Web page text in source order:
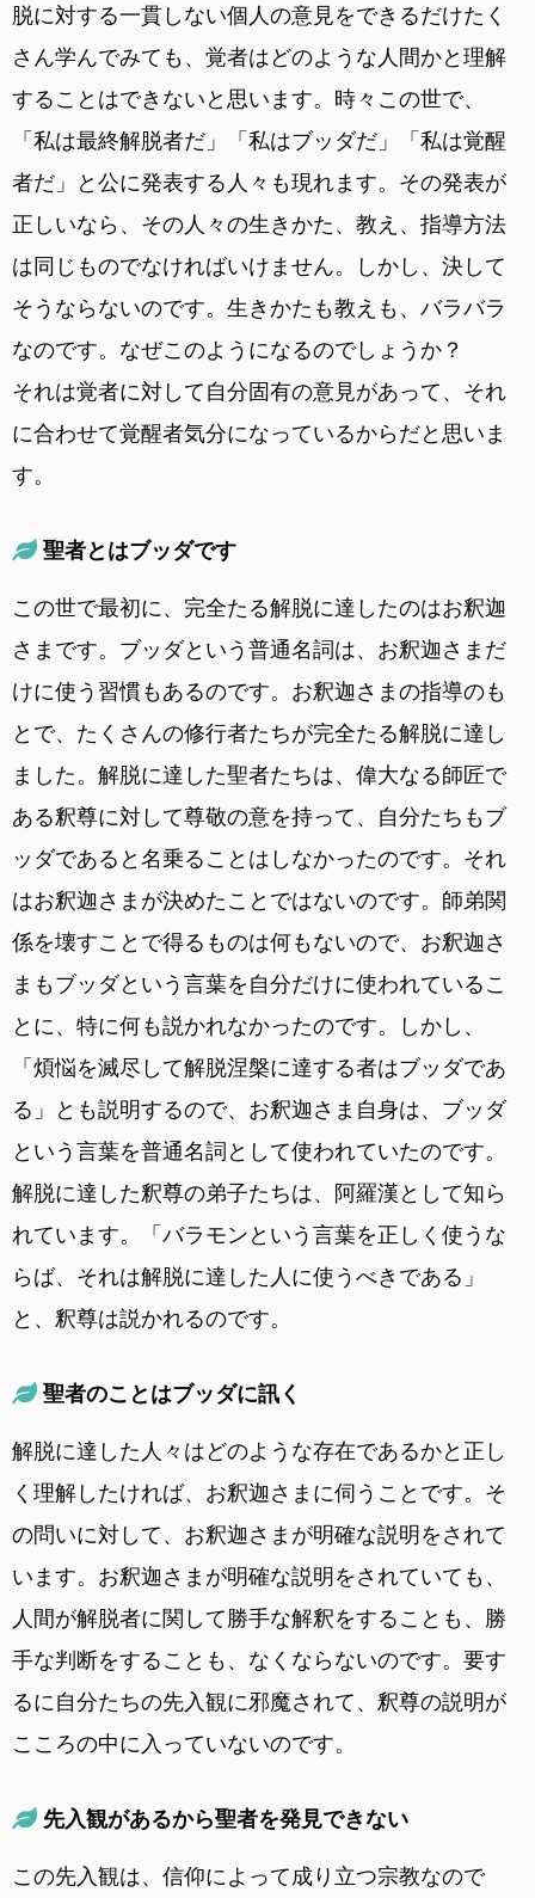
脱に対する一貫しない個人の意見をできるだけたく
さん学んでみても、覚者はどのような人間かと理解
することはできないと思います。時々この世で、
「私は最終解脱者だ」「私はブッダだ」「私は覚醒
者だ」と公に発表する人々も現れます。その発表が
正しいなら、その人々の生きかた、教え、指導方法
は同じものでなければいけません。しかし、決して
そうならないのです。生きかたも教えも、バラバラ
なのです。なぜこのようになるのでしょうか？
それは覚者に対して自分固有の意見があって、それ
に合わせて覚醒者気分になっているからだと思いま
す。
聖者とはブッダです
この世で最初に、完全たる解脱に達したのはお釈迦
さまです。ブッダという普通名詞は、お釈迦さまだ
けに使う習慣もあるのです。お釈迦さまの指導のも
とで、たくさんの修行者たちが完全たる解脱に達し
ました。解脱に達した聖者たちは、偉大なる師匠で
ある釈尊に対して尊敬の意を持って、自分たちもブ
ッダであると名乗ることはしなかったのです。それ
はお釈迦さまが決めたことではないのです。師弟関
係を壊すことで得るものは何もないので、お釈迦さ
まもブッダという言葉を自分だけに使われているこ
とに、特に何も説かれなかったのです。しかし、
「煩悩を滅尽して解脱涅槃に達する者はブッダであ
る」とも説明するので、お釈迦さま自身は、ブッダ
という言葉を普通名詞として使われていたのです。
解脱に達した釈尊の弟子たちは、阿羅漢として知ら
れています。「バラモンという言葉を正しく使うな
らば、それは解脱に達した人に使うべきである」
と、釈尊は説かれるのです。
聖者のことはブッダに訊く
解脱に達した人々はどのような存在であるかと正し
く理解したければ、お釈迦さまに伺うことです。そ
の問いに対して、お釈迦さまが明確な説明をされて
います。お釈迦さまが明確な説明をされていても、
人間が解脱者に関して勝手な解釈をすることも、勝
手な判断をすることも、なくならないのです。要す
るに自分たちの先入観に邪魔されて、釈尊の説明が
こころの中に入っていないのです。
先入観があるから聖者を発見できない
この先入観は、信仰によって成り立つ宗教なので